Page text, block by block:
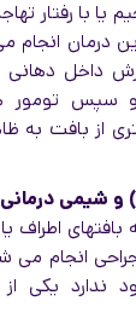
یا با رفتار
این درمان
داخل دهانی
سپس تومور
از بافت به
و شیمی
اطراف
انجام می
ندارد یکی از